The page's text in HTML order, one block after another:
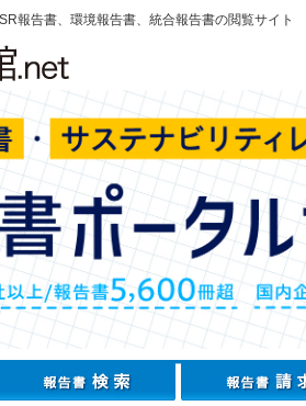
報告書、環境報告書、統合報告書の閲覧サイト